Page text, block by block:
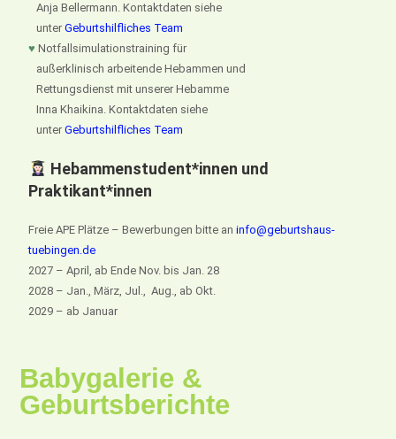
Anja Bellermann. Kontaktdaten siehe
unterGeburtshilfliches Team
♥ Notfallsimulationstraining für
außerklinisch arbeitende Hebammen und
Rettungsdienst mit unserer Hebamme
Inna Khaikina. Kontaktdaten siehe
unterGeburtshilfliches Team
Hebammenstudent*innen und
Praktikant*innen
Freie APE Plätze – Bewerbungen bitte aninfo@geburtshaus-
tuebingen.de
2027 – April, ab Ende Nov. bis Jan. 28
2028 – Jan., März, Jul., Aug., ab Okt.
2029 – ab Januar
Babygalerie &
Geburtsberichte